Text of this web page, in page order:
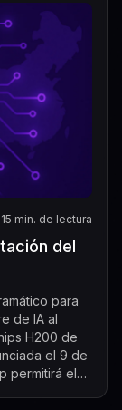
15 min. de lectura
del
para
de IA al
H200 de
el 9 de
permitirá el